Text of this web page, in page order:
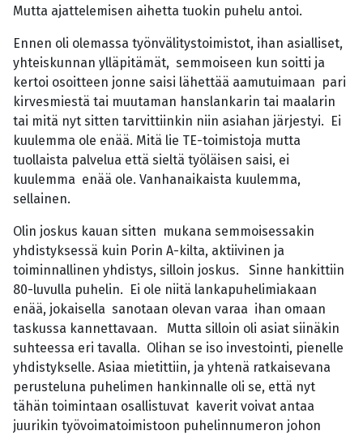
Mutta ajattelemisen aihetta tuokin puhelu antoi.
Ennen oli olemassa työnvälitystoimistot, ihan asialliset,
yhteiskunnan ylläpitämät, semmoiseen kun soitti ja
kertoi osoitteen jonne saisi lähettää aamutuimaan pari
kirvesmiestä tai muutaman hanslankarin tai maalarin
tai mitä nyt sitten tarvittiinkin niin asiahan järjestyi. Ei
kuulemma ole enää. Mitä lie TE-toimistoja mutta
tuollaista palvelua että sieltä työläisen saisi, ei
kuulemma enää ole. Vanhanaikaista kuulemma,
sellainen.
Olin joskus kauan sitten mukana semmoisessakin
yhdistyksessä kuin Porin A-kilta, aktiivinen ja
toiminnallinen yhdistys, silloin joskus. Sinne hankittiin
80-luvulla puhelin. Ei ole niitä lankapuhelimiakaan
enää, jokaisella sanotaan olevan varaa ihan omaan
taskussa kannettavaan. Mutta silloin oli asiat siinäkin
suhteessa eri tavalla. Olihan se iso investointi, pienelle
yhdistykselle. Asiaa mietittiin, ja yhtenä ratkaisevana
perusteluna puhelimen hankinnalle oli se, että nyt
tähän toimintaan osallistuvat kaverit voivat antaa
juurikin työvoimatoimistoon puhelinnumeron johon